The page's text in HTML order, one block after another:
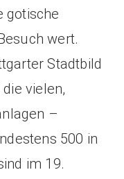
gotische
wert.
Stadtbild
vielen,
–
500 in
im 19.